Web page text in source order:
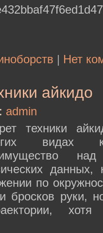
| Нет
айкидо
admin
техники
видах
данных,
по
бросков руки,